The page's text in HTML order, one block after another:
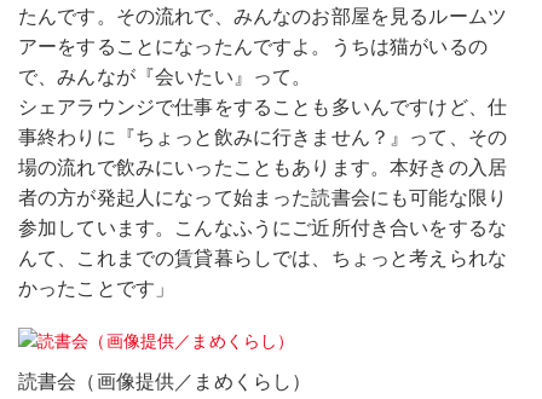
たんです。その流れで、みんなのお部屋を見るルームツ
アーをすることになったんですよ。うちは猫がいるの
で、みんなが『会いたい』って。
シェアラウンジで仕事をすることも多いんですけど、仕
事終わりに『ちょっと飲みに行きません？』って、その
場の流れで飲みにいったこともあります。本好きの入居
者の方が発起人になって始まった読書会にも可能な限り
参加しています。こんなふうにご近所付き合いをするな
んて、これまでの賃貸暮らしでは、ちょっと考えられな
かったことです」
読書会（画像提供／まめくらし）